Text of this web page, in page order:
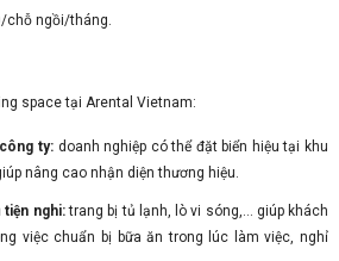
chỗ ngồi/tháng.
space tại Arental Vietnam:
ty:doanh nghiệp có thể đặt biển hiệu tại khu
nâng cao nhận diện thương hiệu.
tiện nghi:trang bị tủ lạnh, lò vi sóng,… giúp khách
việc chuẩn bị bữa ăn trong lúc làm việc, nghỉ